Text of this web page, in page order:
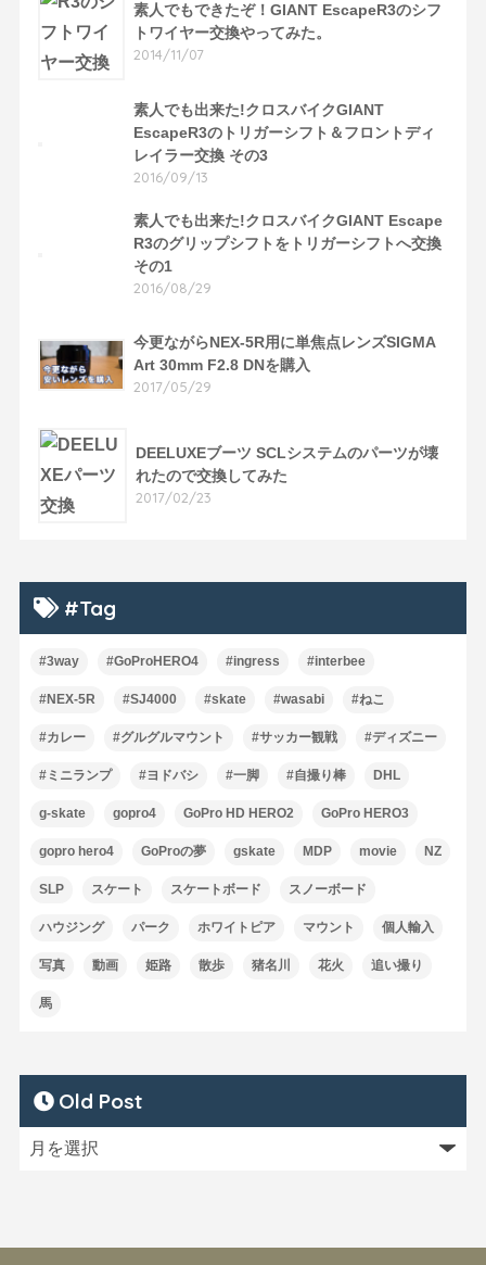
素人でもできたぞ！GIANT EscapeR3のシフ
トワイヤー交換やってみた。
2014/11/07
素人でも出来た!クロスバイクGIANT
EscapeR3のトリガーシフト＆フロントディ
レイラー交換 その3
2016/09/13
素人でも出来た!クロスバイクGIANT Escape
R3のグリップシフトをトリガーシフトへ交換
その1
2016/08/29
今更ながらNEX-5R用に単焦点レンズSIGMA
Art 30mm F2.8 DNを購入
2017/05/29
DEELUXEブーツ SCLシステムのパーツが壊
れたので交換してみた
2017/02/23
#Tag
#3way #GoProHERO4 #ingress #interbee
#NEX-5R #SJ4000 #skate #wasabi #ねこ
#カレー #グルグルマウント #サッカー観戦 #ディズニー
#ミニランプ #ヨドバシ #一脚 #自撮り棒 DHL
g-skate gopro4 GoPro HD HERO2 GoPro HERO3
gopro hero4 GoProの夢 gskate MDP movie NZ
SLP スケート スケートボード スノーボード
ハウジング パーク ホワイトピア マウント 個人輸入
写真 動画 姫路 散歩 猪名川 花火 追い撮り
馬
Old Post